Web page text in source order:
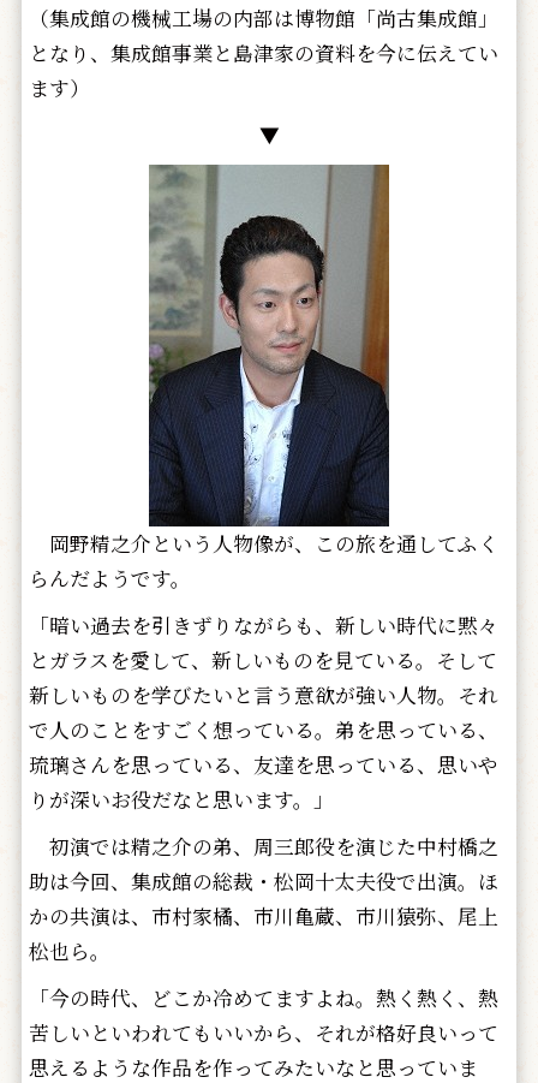
（集成館の機械工場の内部は博物館「尚古集成館」
となり、集成館事業と島津家の資料を今に伝えてい
ます）
▼
岡野精之介という人物像が、この旅を通してふく
らんだようです。
「暗い過去を引きずりながらも、新しい時代に黙々
とガラスを愛して、新しいものを見ている。そして
新しいものを学びたいと言う意欲が強い人物。それ
で人のことをすごく想っている。弟を思っている、
琉璃さんを思っている、友達を思っている、思いや
りが深いお役だなと思います。」
初演では精之介の弟、周三郎役を演じた中村橋之
助は今回、集成館の総裁・松岡十太夫役で出演。ほ
かの共演は、市村家橘、市川亀蔵、市川猿弥、尾上
松也ら。
「今の時代、どこか冷めてますよね。熱く熱く、熱
苦しいといわれてもいいから、それが格好良いって
思えるような作品を作ってみたいなと思っていま